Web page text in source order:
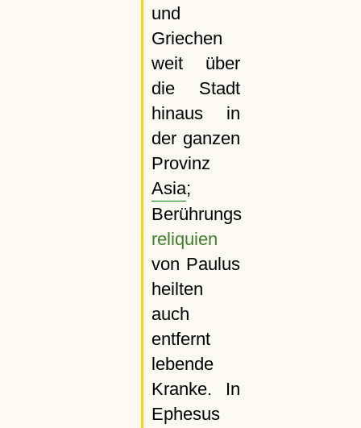
und
Griechen
weit über
die Stadt
hinaus in
der ganzen
Provinz
Asia;
Berührungs
reliquien
von Paulus
heilten
auch
entfernt
lebende
Kranke. In
Ephesus